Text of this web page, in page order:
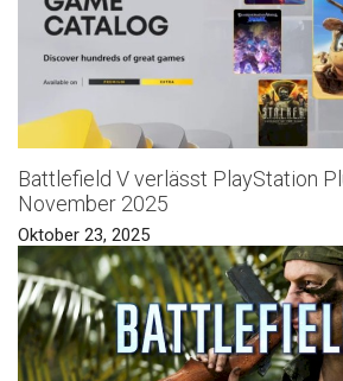
Battlefield V verlässt PlayStation
November 2025
Oktober 23, 2025